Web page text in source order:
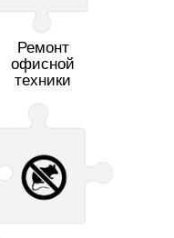
Ремонт
офисной
техники